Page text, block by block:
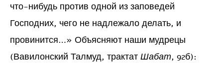
что-нибудь против одной из заповедей
Господних, чего не надлежало делать, и
провинится…» Объясняют наши мудрецы
(Вавилонский Талмуд, трактат Шабат, 92б):